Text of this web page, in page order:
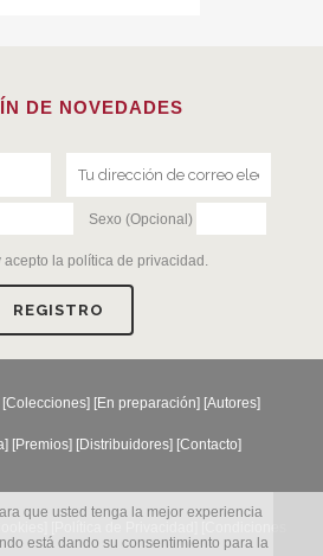
DE NOVEDADES
Sexo (Opcional)
acepto la política de privacidad .
[Colecciones] [En preparación] [Autores]
] [Premios] [Distribuidores] [Contacto]
que usted tenga la mejor experiencia
está dando su consentimiento para la